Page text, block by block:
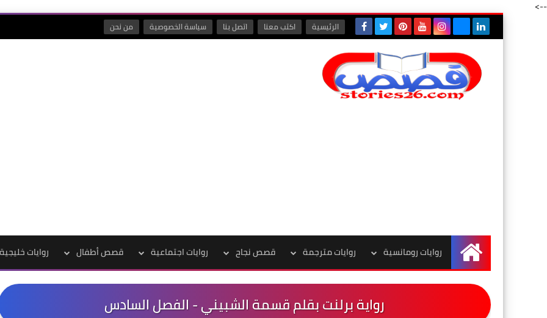
-->
الرئيسية اكتب معنا اتصل بنا سياسة الخصوصية من نحن
الرئيسية
روايات رومانسية روايات مترجمة قصص نجاح روايات اجتماعية قصص أطفال روايات خليجية
رواية برلنت بقلم قسمة الشبيني - الفصل السادس